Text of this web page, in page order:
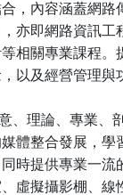
，內容涵蓋網路
亦即網路資訊工
相關專業課程。
以及經營管理與
理論、專業、剖
體整合發展，學
時提供專業一流
虛擬攝影棚、線